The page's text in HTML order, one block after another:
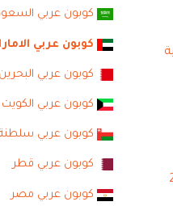
كوبون عربي
كوبون عربي
كوبون عربي البحرين
كوبون عربي الكويت
كوبون عربي
كوبون عربي قطر
كوبون عربي مصر